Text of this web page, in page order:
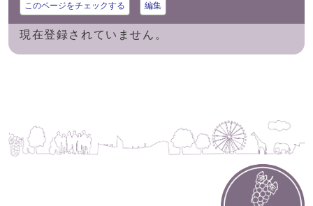
このページをチェックする 編集
現在登録されていません。